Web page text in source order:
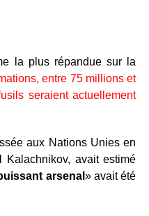
la plus répandue sur la
entre 75 millions et
seraient actuellement
aux Nations Unies en
Kalachnikov, avait estimé
arsenal » avait été